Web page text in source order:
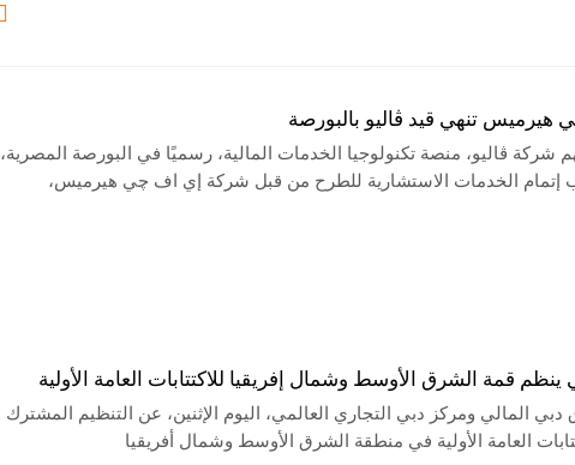
هيرميس تنهي قيد ڤاليو بالبورصة
شركة ڤاليو، منصة تكنولوجيا الخدمات المالية، رسميًا في البورصة المصرية،
إتمام الخدمات الاستشارية للطرح من قبل شركة إي اف چي هيرميس،
قمة الشرق الأوسط وشمال إفريقيا للاكتتابات العامة الأولية
المالي ومركز دبي التجاري العالمي، اليوم الإثنين، عن التنظيم المشترك
العامة الأولية في منطقة الشرق الأوسط وشمال أفريقيا